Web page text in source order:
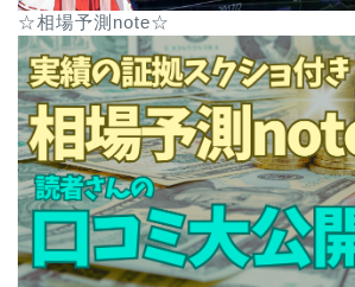
☆相場予測note☆